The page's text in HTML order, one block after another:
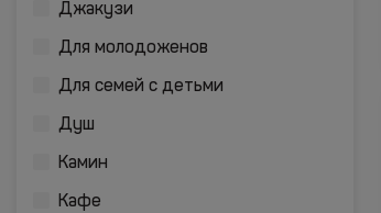
Джакузи
Для молодоженов
Для семей с детьми
Душ
Камин
Кафе